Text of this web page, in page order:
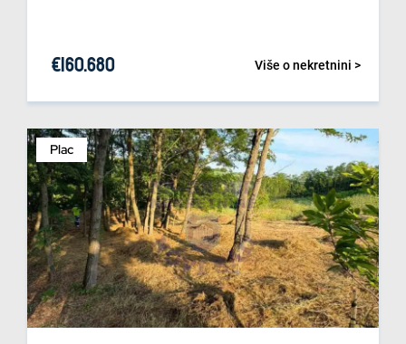
Više o nekretnini >
€160.680
Plac